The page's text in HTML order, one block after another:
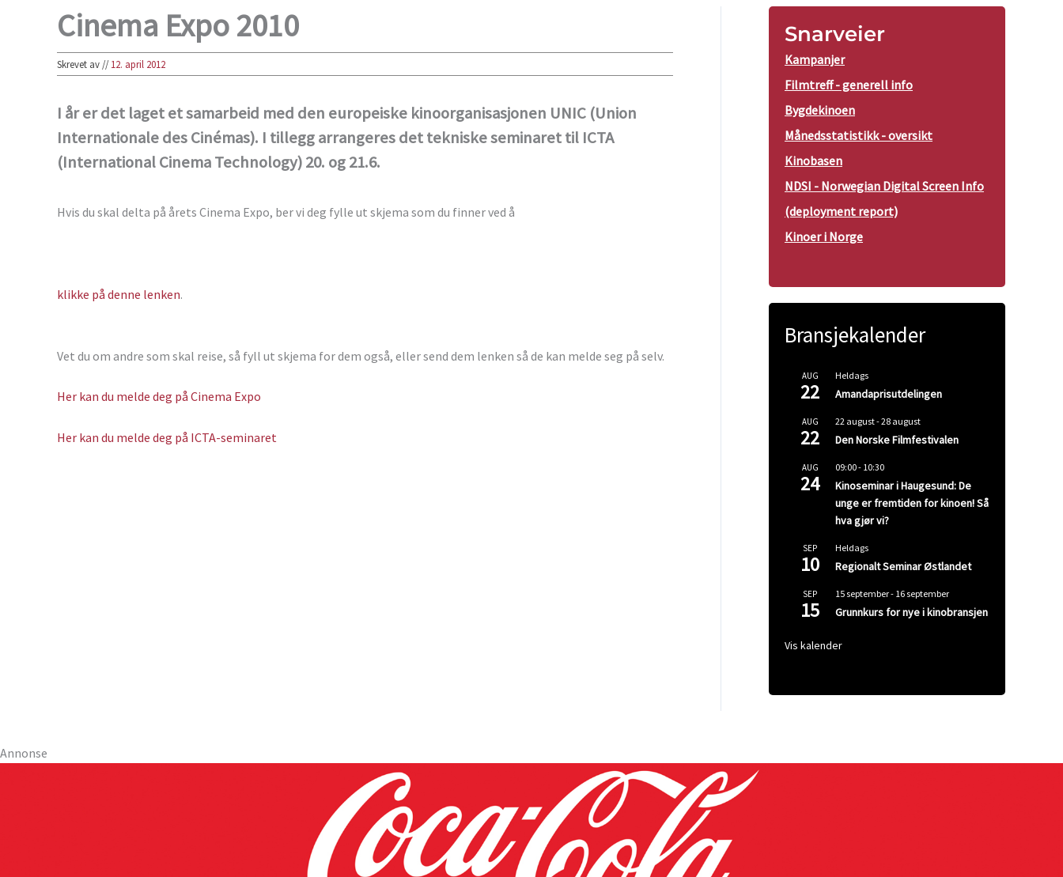
Cinema Expo 2010
Skrevet av//12. april 2012
I år er det laget et samarbeid med den europeiske kinoorganisasjonen UNIC (Union
Internationale des Cinémas). I tillegg arrangeres det tekniske seminaret til ICTA
(International Cinema Technology) 20. og 21.6.
Hvis du skal delta på årets Cinema Expo, ber vi deg fylle ut skjema som du finner ved å
klikke på denne lenken.
Vet du om andre som skal reise, så fyll ut skjema for dem også, eller send dem lenken så de kan melde seg på selv.
Her kan du melde deg på Cinema Expo
Her kan du melde deg på ICTA-seminaret
Snarveier
Kampanjer
Filmtreff - generell info
Bygdekinoen
Månedsstatistikk - oversikt
Kinobasen
NDSI - Norwegian Digital Screen Info
(deployment report)
Kinoer i Norge
Bransjekalender
AUG
22
Heldags
Amandaprisutdelingen
AUG
22
22 august-28 august
Den Norske Filmfestivalen
AUG
24
09:00- 10:30
Kinoseminar i Haugesund: De
unge er fremtiden for kinoen! Så
hva gjør vi?
SEP
10
Heldags
Regionalt Seminar Østlandet
SEP
15
15 september- 16 september
Grunnkurs for nye i kinobransjen
Vis kalender
Annonse